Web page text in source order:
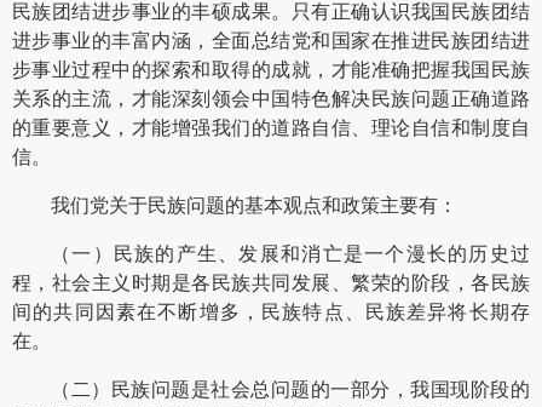
民族团结进步事业的丰硕成果。只有正确认识我国民族团结
进步事业的丰富内涵，全面总结党和国家在推进民族团结进
步事业过程中的探索和取得的成就，才能准确把握我国民族
关系的主流，才能深刻领会中国特色解决民族问题正确道路
的重要意义，才能增强我们的道路自信、理论自信和制度自
信。
我们党关于民族问题的基本观点和政策主要有：
（一）民族的产生、发展和消亡是一个漫长的历史过
程，社会主义时期是各民族共同发展、繁荣的阶段，各民族
间的共同因素在不断增多，民族特点、民族差异将长期存
在。
（二）民族问题是社会总问题的一部分，我国现阶段的